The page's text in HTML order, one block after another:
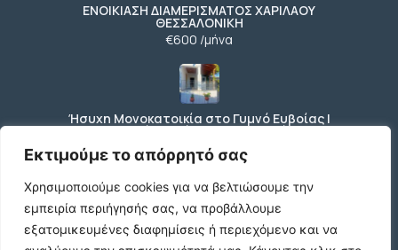
Εκτιμούμε το απόρρητό σας
Χρησιμοποιούμε cookies για να βελτιώσουμε την
εμπειρία περιήγησής σας, να προβάλλουμε
εξατομικευμένες διαφημίσεις ή περιεχόμενο και να
ΕΝΟΙΚΙΑΣΗ ΔΙΑΜΕΡΙΣΜΑΤΟΣ ΧΑΡΙΛΑΟΥ
ΘΕΣΣΑΛΟΝΙΚΗ
€600 /μήνα
Ήσυχη Μονοκατοικία στο Γυμνό Ευβοίας |
Κοντά σε Θάλασσα & Βουνό
€52 /μήνα
ΕΝΟΙΚΙΑΣΗ ΔΙΑΜΕΡΙΣΜΑΤΟΣ ΧΑΡΙΛΑΟΥ
ΘΕΣΣΑΛΟΝΙΚΗ